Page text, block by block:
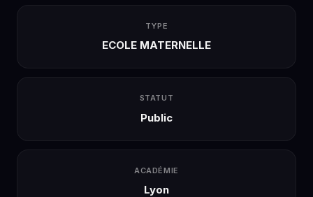
TYPE
ECOLE MATERNELLE
STATUT
Public
ACADÉMIE
Lyon